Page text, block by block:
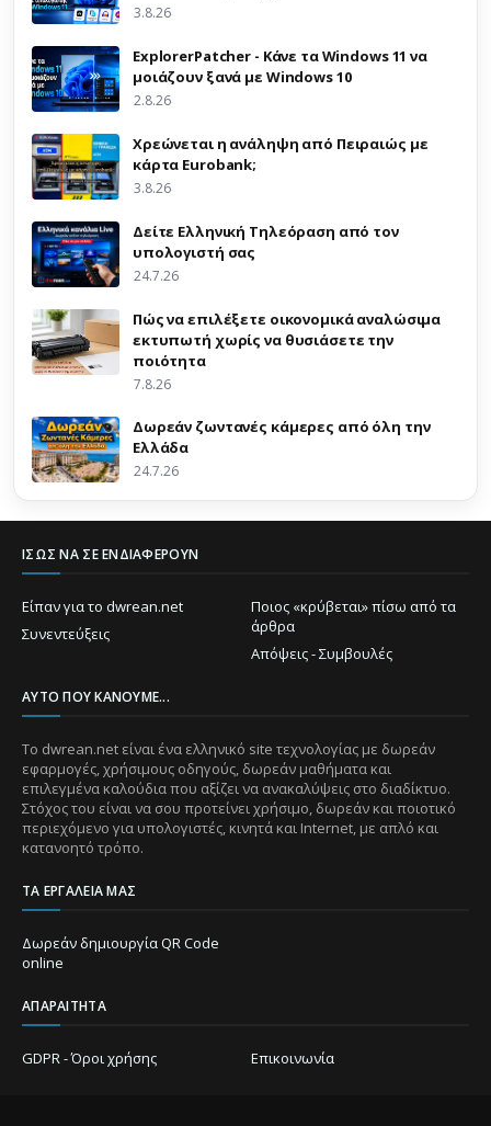
3.8.26
ExplorerPatcher - Κάνε τα Windows 11 να
μοιάζουν ξανά με Windows 10
2.8.26
Χρεώνεται η ανάληψη από Πειραιώς με
κάρτα Eurobank;
3.8.26
Δείτε Ελληνική Τηλεόραση από τον
υπολογιστή σας
24.7.26
Πώς να επιλέξετε οικονομικά αναλώσιμα
εκτυπωτή χωρίς να θυσιάσετε την
ποιότητα
7.8.26
Δωρεάν ζωντανές κάμερες από όλη την
Ελλάδα
24.7.26
ΊΣΩΣ ΝΑ ΣΕ ΕΝΔΙΑΦΈΡΟΥΝ
Είπαν για το dwrean.net
Ποιος «κρύβεται» πίσω από τα
άρθρα
Συνεντεύξεις
Απόψεις - Συμβουλές
ΑΥΤΌ ΠΟΥ ΚΆΝΟΥΜΕ...
Το dwrean.net είναι ένα ελληνικό site τεχνολογίας με δωρεάν
εφαρμογές, χρήσιμους οδηγούς, δωρεάν μαθήματα και
επιλεγμένα καλούδια που αξίζει να ανακαλύψεις στο διαδίκτυο.
Στόχος του είναι να σου προτείνει χρήσιμο, δωρεάν και ποιοτικό
περιεχόμενο για υπολογιστές, κινητά και Internet, με απλό και
κατανοητό τρόπο.
ΤΑ ΕΡΓΑΛΕΊΑ ΜΑΣ
Δωρεάν δημιουργία QR Code
online
ΑΠΑΡΑΊΤΗΤΑ
GDPR - Όροι χρήσης Επικοινωνία